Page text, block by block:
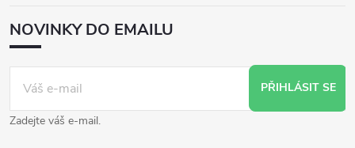
NOVINKY DO EMAILU
PŘIHLÁSIT SE
Zadejte váš e-mail.